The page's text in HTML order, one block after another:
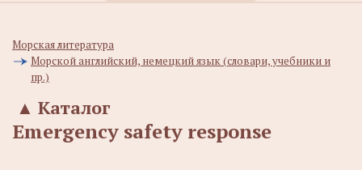
Морская литература
Морской английский, немецкий язык (словари, учебники и
пр.)
Каталог
▲
Emergency safety response